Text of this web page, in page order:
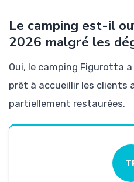
Le camping est-il
2026 malgré les
Oui, le camping Figurotta
prêt à accueillir les clients
partiellement restaurées.